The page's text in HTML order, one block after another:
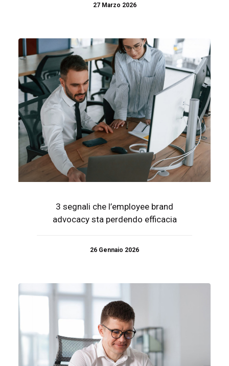
27 Marzo 2026
3 segnali che l’employee brand
advocacy sta perdendo efficacia
26 Gennaio 2026